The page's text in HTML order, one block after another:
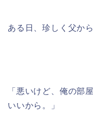
ある日、珍しく父か
「悪いけど、俺の部
いいから。」